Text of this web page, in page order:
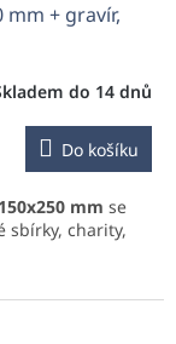
mm + gravír,
do 14 dnů
Do košíku
mm se
sbírky, charity,